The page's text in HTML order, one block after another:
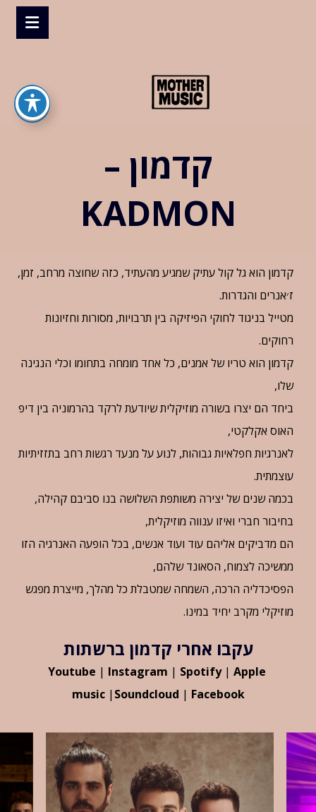
קדמון –
KADMON
קדמון הוא גל קול עתיק שמגיע מהעתיד, כזה שחוצה מרחב, זמן,
ז׳אנרים והגדרות.
מטייל בניגוד לחוקי הפיזיקה בין תרבויות, מסורות וחזיונות
רחוקים.
קדמון הוא טריו של אמנים, כל אחד מומחה בתחומו וכלי הנגינה
שלו,
ביחד הם יצרו בשורה מוזיקלית שיודעת לרקד בהרמוניה בין דיפ
האוס אקלקטי,
לאנרגיות חפלאיות גבוהות, לנוע על מנעד רגשות רחב בתזזיתיות
עוצמתית.
בכמה שנים של יצירה משותפת השלושה בנו סביבם קהילה,
בחיבור חברי ואיזו ענווה מוזיקלית,
הם מדביקים אליהם עוד ועוד אנשים, בכל הופעה האנרגיה הזו
ממשיכה לצמוח, הסאונד שלהם,
הפסיכדליה הרכה, השמחה שמטבלת כל מהלך, מייצרת מפגש
מוזיקלי מקרב יחיד במינו.
עקבו אחרי קדמון ברשתות
Youtube | Instagram | Spotify| Apple
music| Soundcloud | Facebook